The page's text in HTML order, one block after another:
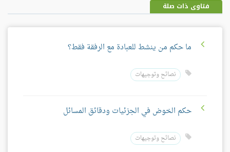
فتاوى ذات صلة
ما حكم من ينشط للعبادة مع الرفقة فقط؟
نصائح وتوجيهات
حكم الخوض في الجزئيات ودقائق المسائل
نصائح وتوجيهات